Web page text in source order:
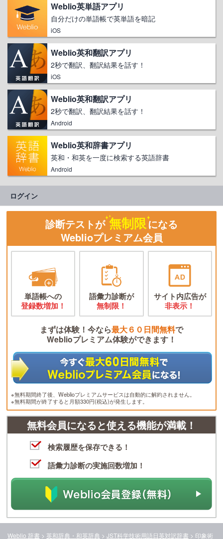
Weblio英単語アプリ
自分だけの単語帳で英単語を暗記
iOS
Weblio英和翻訳アプリ
2秒で翻訳、翻訳結果を話す！
iOS
Weblio英和翻訳アプリ
2秒で翻訳、翻訳結果を話す！
Android
Weblio英和辞書アプリ
英和・和英を一度に検索する英語辞書
Android
ログイン
診断テストが 無制限になる
Weblioプレミアム会員
単語帳への
登録数増加！
語彙力診断が
無制限！
サイト内広告が
非表示！
まずは体験！今なら最大６０日間無料で
Weblioプレミアム体験ができます！
※無料期間終了後、Weblioプレミアムサービスは自動的に解約されません。
※無料期間が終了すると月額330円(税込)が発生します。
無料会員になると使える機能が満載！
検索履歴を保存できる！
語彙力診断の実施回数増加！
Weblio 辞書 > 英和辞典・和英辞典 > JST科学技術用語日英対訳辞書 > 印象術